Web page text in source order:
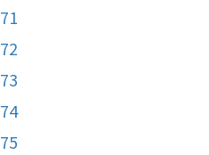
71
72
73
74
75